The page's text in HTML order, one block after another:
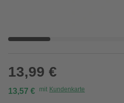
13,99 €
13,57 € mit Kundenkarte